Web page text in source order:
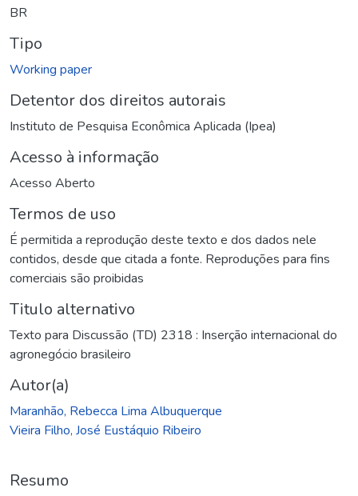
BR
Tipo
Working paper
Detentor dos direitos autorais
Instituto de Pesquisa Econômica Aplicada (Ipea)
Acesso à informação
Acesso Aberto
Termos de uso
É permitida a reprodução deste texto e dos dados nele
contidos, desde que citada a fonte. Reproduções para fins
comerciais são proibidas
Titulo alternativo
Texto para Discussão (TD) 2318 : Inserção internacional do
agronegócio brasileiro
Autor(a)
Maranhão, Rebecca Lima Albuquerque
Vieira Filho, José Eustáquio Ribeiro
Resumo